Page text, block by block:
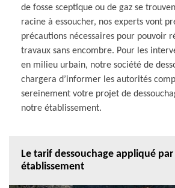
de fosse sceptique ou de gaz se
racine à essoucher, nos experts vont
précautions nécessaires pour pouvoir
travaux sans encombre. Pour les
en milieu urbain, notre société de
chargera d’informer les autorités
sereinement votre projet de
notre établissement.
Le tarif dessouchage appliqué
établissement